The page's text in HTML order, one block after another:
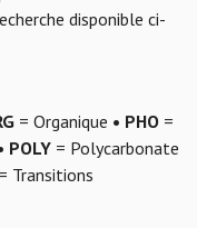
disponible ci-
= Organique • PHO=
POLY= Polycarbonate
Transitions